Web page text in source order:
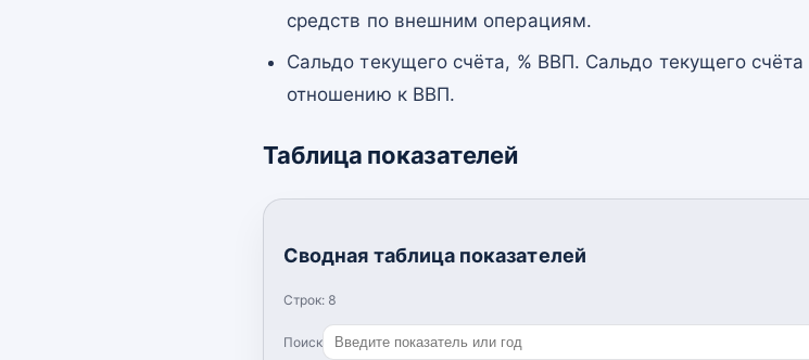
средств по внешним операциям.
Сальдо текущего счёта, % ВВП. Сальдо текущего
отношению к ВВП.
Таблица показателей
Сводная таблица показателей
Строк: 8
Поиск